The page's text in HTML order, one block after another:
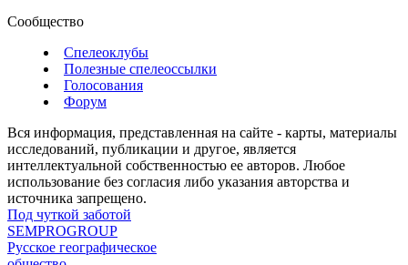
Сообщество
Спелеоклубы
Полезные спелеоссылки
Голосования
Форум
Вся информация, представленная на сайте - карты, материалы
исследований, публикации и другое, является
интеллектуальной собственностью ее авторов. Любое
использование без согласия либо указания авторства и
источника запрещено.
Под чуткой заботой
SEMPROGROUP
Русское географическое